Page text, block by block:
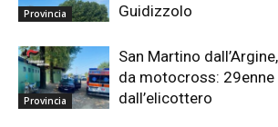
Provincia
Guidizzolo
Provincia
San Martino
da motocross:
dall’elicottero